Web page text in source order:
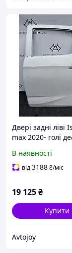
Двері задні ліві
max 2020- голі
В наявності
від3188₴/міс
19 125₴
Купити
Avtojoy